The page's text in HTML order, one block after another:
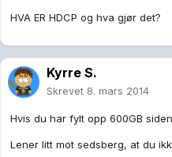
HVA ER HDCP og hva gjør det?
Kyrre S.
Skrevet 8. mars 2014
Hvis du har fylt opp 600GB
Lener litt mot sedsberg, at du